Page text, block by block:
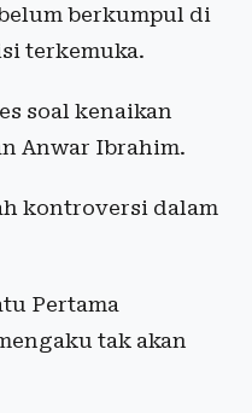
berkumpul di
terkemuka.
soal kenaikan
Anwar Ibrahim.
kontroversi dalam
Pertama
tak akan